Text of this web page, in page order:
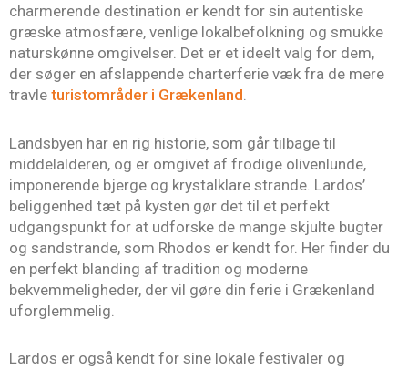
charmerende destination er kendt for sin autentiske
græske atmosfære, venlige lokalbefolkning og smukke
naturskønne omgivelser. Det er et ideelt valg for dem,
der søger en afslappende charterferie væk fra de mere
travle turistområder i Grækenland
Landsbyen har en rig historie, som går tilbage til
middelalderen, og er omgivet af frodige olivenlunde,
imponerende bjerge og krystalklare strande. Lardos’
beliggenhed tæt på kysten gør det til et perfekt
udgangspunkt for at udforske de mange skjulte bugter
og sandstrande, som Rhodos er kendt for. Her finder du
en perfekt blanding af tradition og moderne
bekvemmeligheder, der vil gøre din ferie i Grækenland
uforglemmelig.
Lardos er også kendt for sine lokale festivaler og